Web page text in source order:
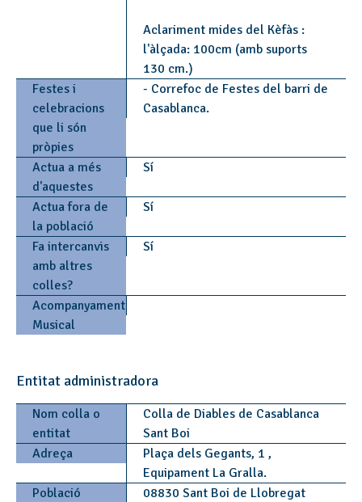
Aclariment mides del Kèfàs :
l'àlçada: 100cm (amb suports
130 cm.)
Festes i
celebracions
que li són
pròpies
- Correfoc de Festes del barri de
Casablanca.
Actua a més
d'aquestes
Sí
Actua fora de
la població
Sí
Fa intercanvis
amb altres
colles?
Sí
Acompanyament
Musical
Entitat administradora
Nom colla o
entitat
Colla de Diables de Casablanca
Sant Boi
Adreça
Plaça dels Gegants, 1 ,
Equipament La Gralla.
Població
08830 Sant Boi de Llobregat